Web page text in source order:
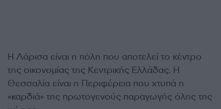
Η Λάρισα είναι η πόλη που αποτελεί το κέντρο
της οικονομίας της Κεντρικής Ελλάδας. Η
Θεσσαλία είναι η Περιφέρεια που χτυπά η
«καρδιά» της πρωτογενούς παραγωγής όλης της